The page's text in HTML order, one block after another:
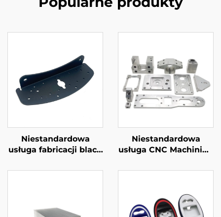
Niestandardowa
usługa fabricacji blach
Gięcia Stali z Pokrywą
Niestandardowa
usługa CNC Machining
części CNC Machining